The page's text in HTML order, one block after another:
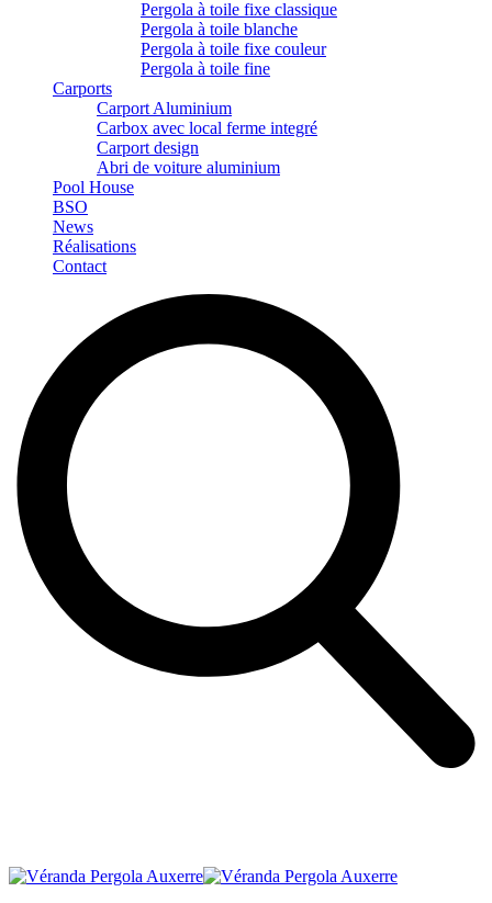
Pergola à toile fixe classique
Pergola à toile blanche
Pergola à toile fixe couleur
Pergola à toile fine
Carports
Carport Aluminium
Carbox avec local ferme integré
Carport design
Abri de voiture aluminium
Pool House
BSO
News
Réalisations
Contact